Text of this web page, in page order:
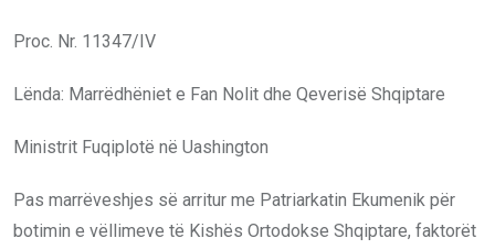
Proc. Nr. 11347/IV
Lënda: Marrëdhëniet e Fan Nolit dhe Qeverisë Shqiptare
Ministrit Fuqiplotë në Uashington
Pas marrëveshjes së arritur me Patriarkatin Ekumenik për
botimin e vëllimeve të Kishës Ortodokse Shqiptare, faktorët